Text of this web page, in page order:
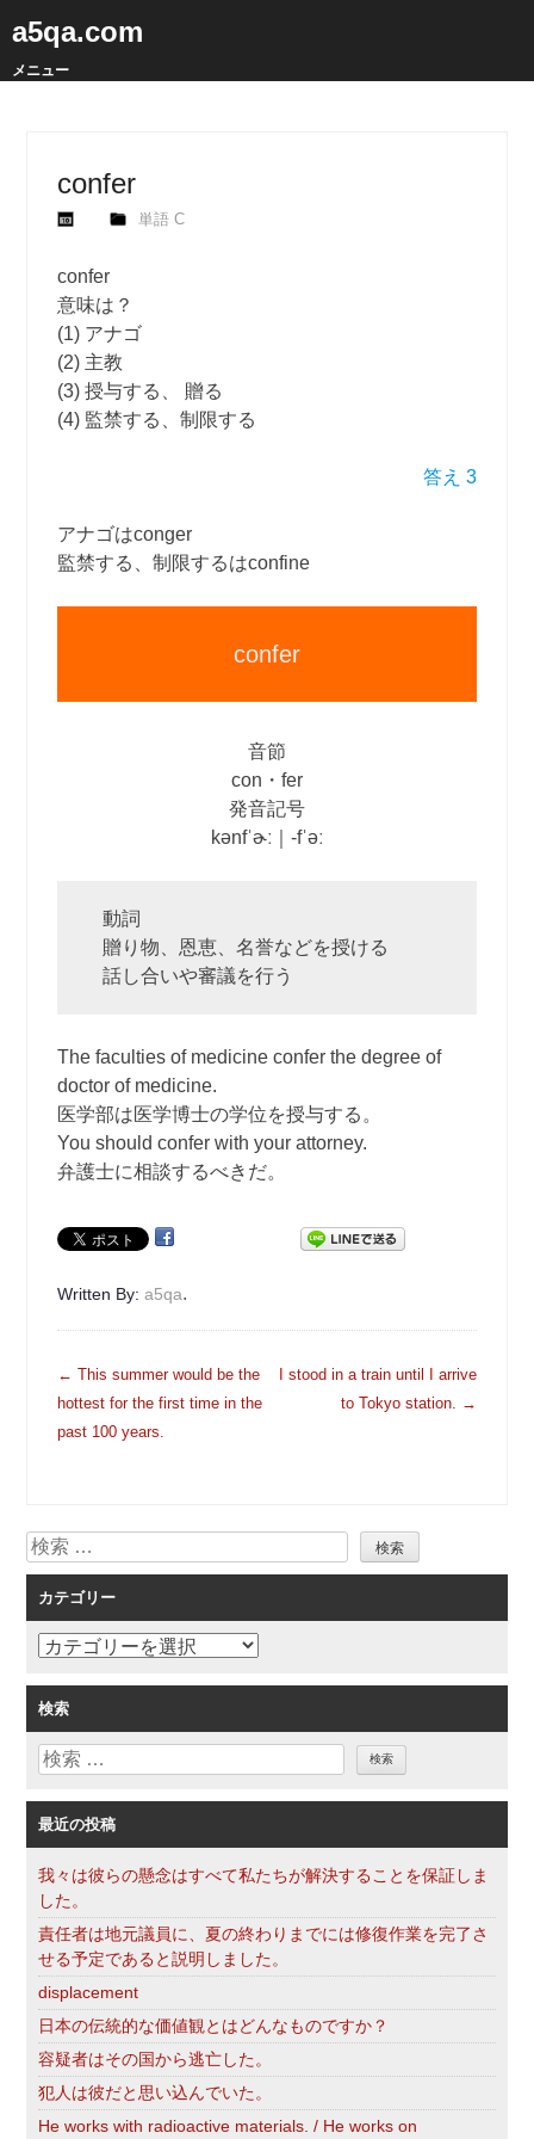
a5qa.com
メニュー
confer
単語 C
confer
意味は？
(1) アナゴ
(2) 主教
(3) 授与する、 贈る
(4) 監禁する、制限する
答え 3
アナゴはconger
監禁する、制限するはconfine
confer
音節
con・fer
発音記号
kənfˈɚː｜‐fˈəː
動詞
贈り物、恩恵、名誉などを授ける
話し合いや審議を行う
The faculties of medicine confer the degree of
doctor of medicine.
医学部は医学博士の学位を授与する。
You should confer with your attorney.
弁護士に相談するべきだ。
Written By:a5qa.
投
稿
ナ
シ
ョ
ン
← This summer would be the
hottest for the first time in the
past 100 years.
I stood in a train until I arrive
to Tokyo station. →
検
索
カテゴリー
カ
ゴ
リ
ー
検索
検
最近の投稿
我々は彼らの懸念はすべて私たちが解決することを保証しま
した。
責任者は地元議員に、夏の終わりまでには修復作業を完了さ
せる予定であると説明しました。
displacement
日本の伝統的な価値観とはどんなものですか？
容疑者はその国から逃亡した。
犯人は彼だと思い込んでいた。
He works with radioactive materials. / He works on